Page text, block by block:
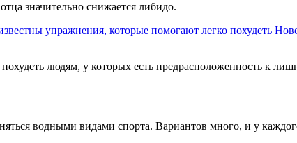
значительно снижается либидо.
упражнения, которые помогают легко похудеть
людям, у которых есть предрасположенность к
водными видами спорта. Вариантов много, и у